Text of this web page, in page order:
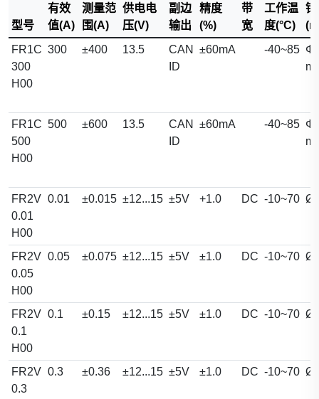
型号
有效
值(A)
测量范
围(A)
供电电
压(V)
副边
输出
精度
(%)
带
宽
工作温
度(°C)
铜
FR1C
300
H00
300 ±400 13.5
CAN
ID
±60mA -40~85
FR1C
500
H00
500 ±600 13.5
CAN
ID
±60mA -40~85
FR2V
0.01
H00
0.01 ±0.015 ±12...15 ±5V +1.0 DC -10~70
FR2V
0.05
H00
0.05 ±0.075 ±12...15 ±5V ±1.0 DC -10~70
FR2V
0.1
H00
0.1 ±0.15 ±12...15 ±5V ±1.0 DC -10~70
FR2V
0.3
0.3 ±0.36 ±12...15 ±5V ±1.0 DC -10~70